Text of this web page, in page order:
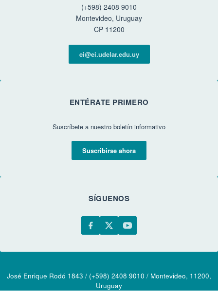
(+598) 2408 9010
Montevideo, Uruguay
CP 11200
ei@ei.udelar.edu.uy
ENTÉRATE PRIMERO
Suscríbete a nuestro boletín informativo
Suscribirse ahora
SÍGUENOS
José Enrique Rodó 1843 / (+598) 2408 9010 / Montevideo, 11200,
Uruguay